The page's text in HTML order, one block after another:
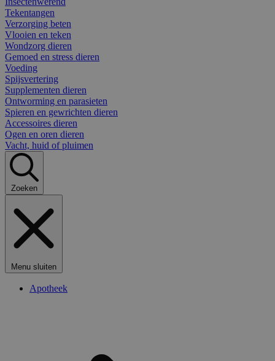
Tekentangen
Verzorging beten
Vlooien en teken
Wondzorg dieren
Gemoed en stress dieren
Voeding
Spijsvertering
Supplementen dieren
Ontworming en parasieten
Spieren en gewrichten dieren
Accessoires dieren
Ogen en oren dieren
Vacht, huid of pluimen
Zoeken
Menu sluiten
Apotheek